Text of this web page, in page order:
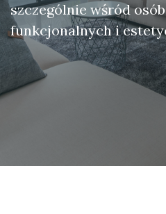
szczególnie wśród
funkcjonalnych i